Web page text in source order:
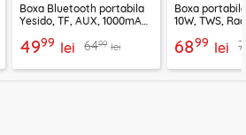
Boxa Bluetooth portabila
Yesido, TF, AUX, 1000mAh,
4999 lei 6499 lei
Boxa
10W, TWS,
6899 lei